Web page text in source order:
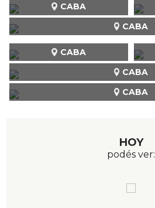
CABA
CABA
CABA
CABA
CABA
HOY
podés ver: